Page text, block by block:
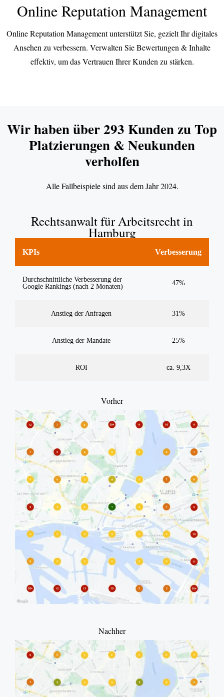
Online Reputation Management
Online Reputation Management unterstützt Sie, gezielt Ihr digitales
Ansehen zu verbessern. Verwalten Sie Bewertungen & Inhalte
effektiv, um das Vertrauen Ihrer Kunden zu stärken.
Wir haben über 293 Kunden zu Top
Platzierungen & Neukunden
verholfen
Alle Fallbeispiele sind aus dem Jahr 2024.
Rechtsanwalt für Arbeitsrecht in
Hamburg
KPIs Verbesserung
Durchschnittliche Verbesserung der
Google Rankings (nach 2 Monaten)
47%
Anstieg der Anfragen 31%
Anstieg der Mandate 25%
ROI ca. 9,3X
Vorher
Nachher